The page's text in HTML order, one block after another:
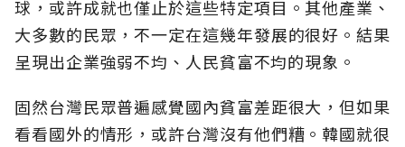
球，或許成就也僅止於這些特定項目。其他產業、
大多數的民眾，不一定在這幾年發展的很好。結果
呈現出企業強弱不均、人民貧富不均的現象。
固然台灣民眾普遍感覺國內貧富差距很大，但如果
看看國外的情形，或許台灣沒有他們糟。韓國就很